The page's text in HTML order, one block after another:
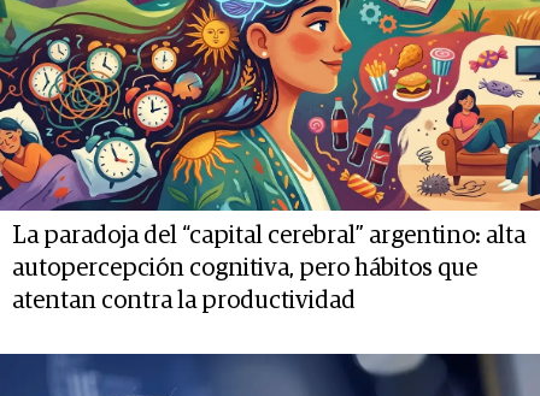
La paradoja del “capital cerebral” argentino: alta
autopercepción cognitiva, pero hábitos que
atentan contra la productividad